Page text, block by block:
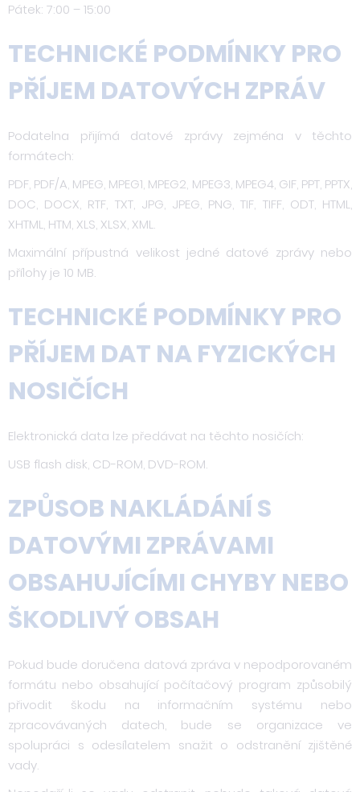
Pátek: 7:00 – 15:00
TECHNICKÉ PODMÍNKY PRO
PŘÍJEM DATOVÝCH ZPRÁV
Podatelna přijímá datové zprávy zejména v těchto
formátech:
PDF, PDF/A, MPEG, MPEG1, MPEG2, MPEG3, MPEG4, GIF, PPT, PPTX,
DOC, DOCX, RTF, TXT, JPG, JPEG, PNG, TIF, TIFF, ODT, HTML,
XHTML, HTM, XLS, XLSX, XML.
Maximální přípustná velikost jedné datové zprávy nebo
přílohy je 10 MB.
TECHNICKÉ PODMÍNKY PRO
PŘÍJEM DAT NA FYZICKÝCH
NOSIČÍCH
Elektronická data lze předávat na těchto nosičích:
USB flash disk, CD-ROM, DVD-ROM.
ZPŮSOB NAKLÁDÁNÍ S
DATOVÝMI ZPRÁVAMI
OBSAHUJÍCÍMI CHYBY NEBO
ŠKODLIVÝ OBSAH
Pokud bude doručena datová zpráva v nepodporovaném
formátu nebo obsahující počítačový program způsobilý
přivodit škodu na informačním systému nebo
zpracovávaných datech, bude se organizace ve
spolupráci s odesílatelem snažit o odstranění zjištěné
vady.